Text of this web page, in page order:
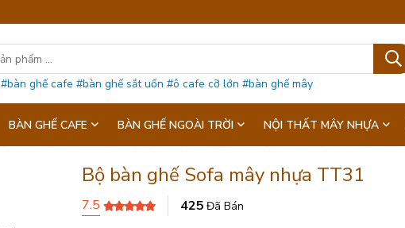
#bàn ghế cafe #bàn ghế sắt uốn #ô cafe cỡ lớn #bàn ghế mây
BÀN GHẾ CAFE BÀN GHẾ NGOÀI TRỜI NỘI THẤT MÂY NHỰA
Bộ bàn ghế Sofa mây nhựa TT31
7.5 425 Đã Bán